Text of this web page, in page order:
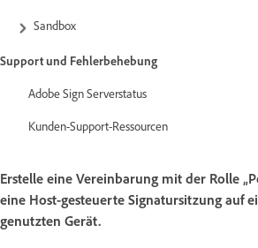
Sandbox
Support und Fehlerbehebung
Adobe Sign Serverstatus
Kunden-Support-Ressourcen
Erstelle eine Vereinbarung mit der Rolle
eine Host-gesteuerte Signatursitzung auf
genutzten Gerät.